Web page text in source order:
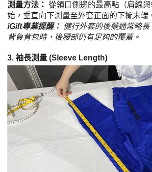
測量方法： 從領口側邊的最高點（肩線
始，垂直向下測量至外套正面的下擺末端
iGift專業提醒： 健行外套的後擺通常略
背負背包時，後腰部仍有足夠的覆蓋。
3. 袖長測量 (Sleeve Length)